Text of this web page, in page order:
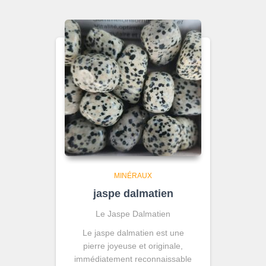
MINÉRAUX
jaspe dalmatien
Le Jaspe Dalmatien
Le jaspe dalmatien est une
pierre joyeuse et originale,
immédiatement reconnaissable